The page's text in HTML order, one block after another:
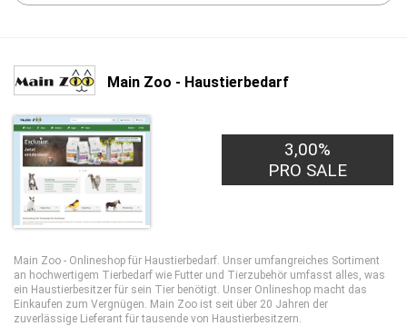
Main Zoo - Haustierbedarf
3,00%
PRO SALE
Main Zoo - Onlineshop für Haustierbedarf. Unser umfangreiches Sortiment
an hochwertigem Tierbedarf wie Futter und Tierzubehör umfasst alles, was
ein Haustierbesitzer für sein Tier benötigt. Unser Onlineshop macht das
Einkaufen zum Vergnügen. Main Zoo ist seit über 20 Jahren der
zuverlässige Lieferant für tausende von Haustierbesitzern.